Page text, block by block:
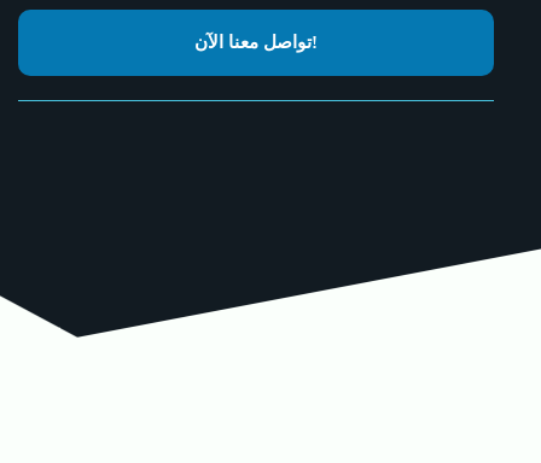
تواصل معنا الآن!